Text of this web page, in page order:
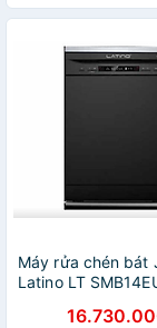
Máy rửa chén bát
Latino LT